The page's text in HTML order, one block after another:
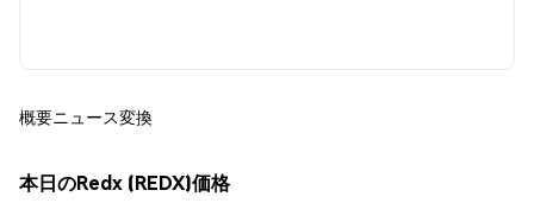
概要ニュース変換
本日のRedx (REDX)価格